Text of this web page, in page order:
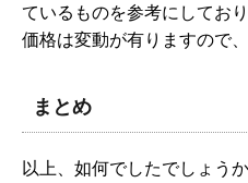
ているものを参考にしてお
価格は変動が有りますので
まとめ
以上、如何でしたでしょう